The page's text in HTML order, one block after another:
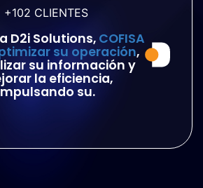
+102 CLIENTES
D2i Solutions, COFISA
su operación,
su información y
la eficiencia,
su.